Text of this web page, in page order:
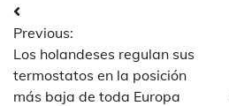
Post
navigation
Previous:
Los holandeses regulan sus
termostatos en la posición
más baja de toda Europa